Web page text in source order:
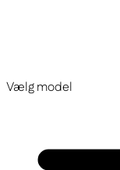
Vælg model